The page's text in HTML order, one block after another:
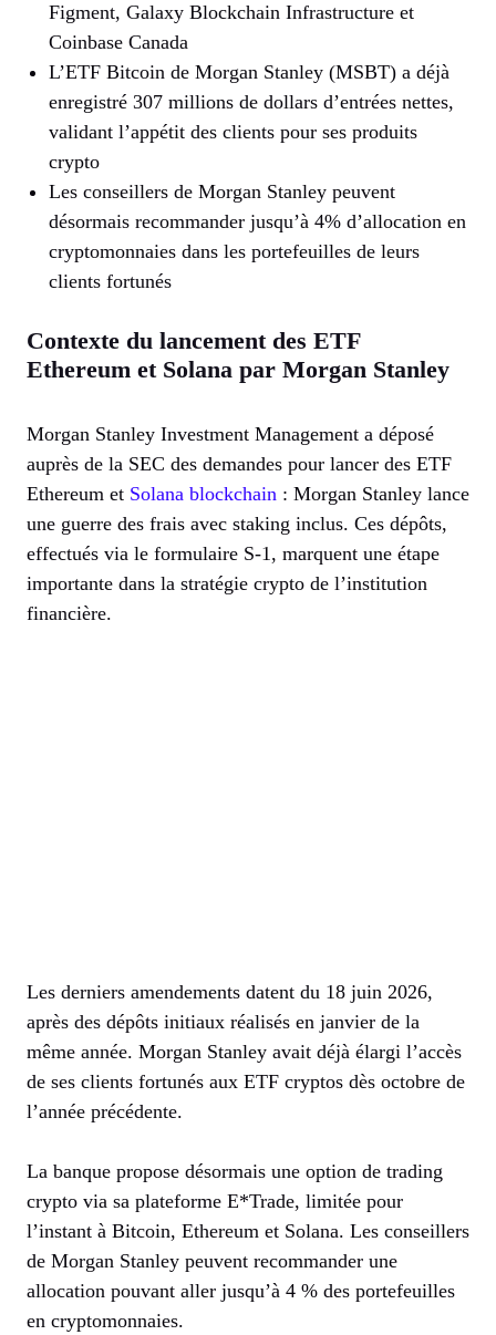
Figment, Galaxy Blockchain Infrastructure et
Coinbase Canada
L’ETF Bitcoin de Morgan Stanley (MSBT) a déjà
enregistré 307 millions de dollars d’entrées nettes,
validant l’appétit des clients pour ses produits
crypto
Les conseillers de Morgan Stanley peuvent
désormais recommander jusqu’à 4% d’allocation en
cryptomonnaies dans les portefeuilles de leurs
clients fortunés
Contexte du lancement des ETF
Ethereum et Solana par Morgan Stanley
Morgan Stanley Investment Management a déposé
auprès de la SEC des demandes pour lancer des ETF
Ethereum et Solana blockchain : Morgan Stanley lance
une guerre des frais avec staking inclus. Ces dépôts,
effectués via le formulaire S-1, marquent une étape
importante dans la stratégie crypto de l’institution
financière.
Les derniers amendements datent du 18 juin 2026,
après des dépôts initiaux réalisés en janvier de la
même année. Morgan Stanley avait déjà élargi l’accès
de ses clients fortunés aux ETF cryptos dès octobre de
l’année précédente.
La banque propose désormais une option de trading
crypto via sa plateforme E*Trade, limitée pour
l’instant à Bitcoin, Ethereum et Solana. Les conseillers
de Morgan Stanley peuvent recommander une
allocation pouvant aller jusqu’à 4 % des portefeuilles
en cryptomonnaies.